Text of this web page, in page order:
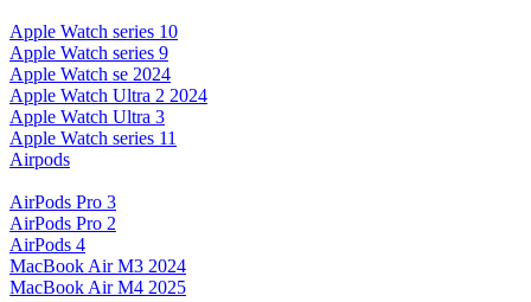
Apple Watch series 10
Apple Watch series 9
Apple Watch se 2024
Apple Watch Ultra 2 2024
Apple Watch Ultra 3
Apple Watch series 11
Airpods
AirPods Pro 3
AirPods Pro 2
AirPods 4
MacBook Air M3 2024
MacBook Air M4 2025